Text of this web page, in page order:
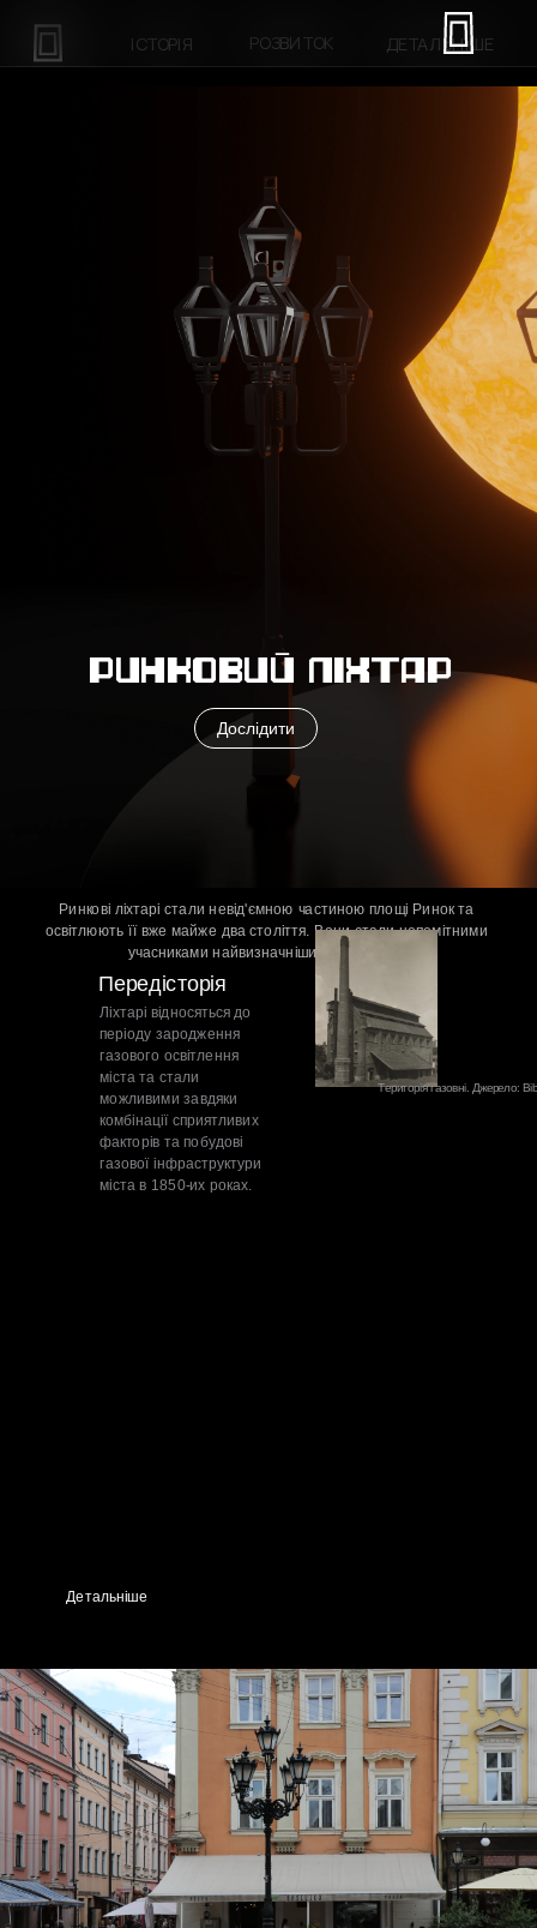
ІСТОРІЯ ДЕТАЛЬНІШЕ
РОЗВИТОК
ринковий ліхтар
Дослідити
Ліхтарі відносяться до
періоду зародження
газового освітлення
міста та стали
можливими завдяки
комбінації сприятливих
факторів та побудові
газової інфраструктури
Детальніше
Ринкові ліхтарі стали невід'ємною частиною площі Ринок та
освітлюють її вже майже два століття. Вони стали непомітними